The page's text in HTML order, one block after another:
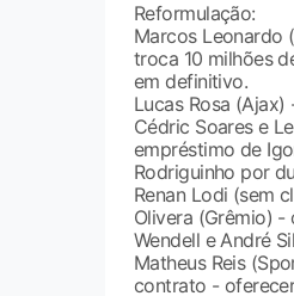
Reformulação:
Marcos Leonardo
troca 10 milhões
em definitivo.
Lucas Rosa
Cédric Soares e
empréstimo de
Rodriguinho por
Renan Lodi (sem
Olivera (Grêmio)
Wendell e André
Matheus Reis
contrato -